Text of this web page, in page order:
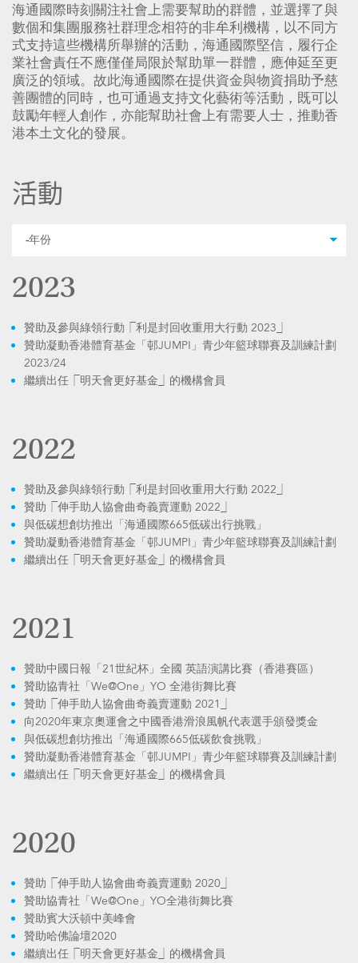
海通國際時刻關注社會上需要幫助的群體，並選擇了與
數個和集團服務社群理念相符的非牟利機構，以不同方
式支持這些機構所舉辦的活動，海通國際堅信，履行企
業社會責任不應僅僅局限於幫助單一群體，應伸延至更
廣泛的領域。故此海通國際在提供資金與物資捐助予慈
善團體的同時，也可通過支持文化藝術等活動，既可以
鼓勵年輕人創作，亦能幫助社會上有需要人士，推動香
港本土文化的發展。
活動
2023
贊助及參與綠領行動⎾利是封回收重用大行動 2023⏌
贊助凝動香港體育基金「邨JUMP!」青少年籃球聯賽及訓練計劃
2023/24
繼續出任⎾明天會更好基金⏌的機構會員
2022
贊助及參與綠領行動⎾利是封回收重用大行動 2022⏌
贊助⎾伸手助人協會曲奇義賣運動 2022⏌
與低碳想創坊推出「海通國際665低碳出行挑戰」
贊助凝動香港體育基金「邨JUMP!」青少年籃球聯賽及訓練計劃
繼續出任⎾明天會更好基金⏌的機構會員
2021
贊助中國日報「21世紀杯」全國 英語演講比賽（香港賽區）
贊助協青社「We@One」YO 全港街舞比賽
贊助⎾伸手助人協會曲奇義賣運動 2021⏌
向2020年東京奧運會之中國香港滑浪風帆代表選手頒發獎金
與低碳想創坊推出「海通國際665低碳飲食挑戰」
贊助凝動香港體育基金「邨JUMP!」青少年籃球聯賽及訓練計劃
繼續出任⎾明天會更好基金⏌的機構會員
2020
贊助⎾伸手助人協會曲奇義賣運動 2020⏌
贊助協青社「We@One」YO全港街舞比賽
贊助賓大沃頓中美峰會
贊助哈佛論壇2020
繼續出任⎾明天會更好基金⏌的機構會員